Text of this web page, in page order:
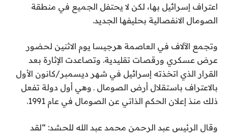
ت
ف
1
8
م
ا
ي
2
اعتراف إسرائيل بها، لكن لا يحتفل الجميع في منطقة
الصومال الانفصالية بحليفها الجديد.
وتجمع الآلاف في العاصمة هرجيسا يوم الاثنين لحضور
عرض عسكري ورقصات تقليدية. وتصاعدت الإثارة بعد
القرار الذي اتخذته إسرائيل في شهر ديسمبر/كانون الأول
بالاعتراف باستقلال أرض الصومال ـ وهي أول دولة تفعل
ذلك منذ إعلان الحكم الذاتي عن الصومال في عام 1991.
وقال الرئيس عبد الرحمن محمد عبد الله للحشد: “لقد